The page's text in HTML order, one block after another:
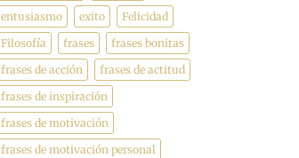
entusiasmo
exito
Felicidad
Filosofía
frases
frases bonitas
frases de acción
frases de actitud
frases de inspiración
frases de motivación
frases de motivación personal